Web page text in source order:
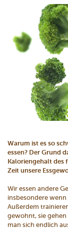
Warum ist es so
essen? Der Grund
Kaloriengehalt des
Zeit unsere
Wir essen andere
insbesondere wenn
Außerdem
gewohnt, sie gehen
man sich endlich